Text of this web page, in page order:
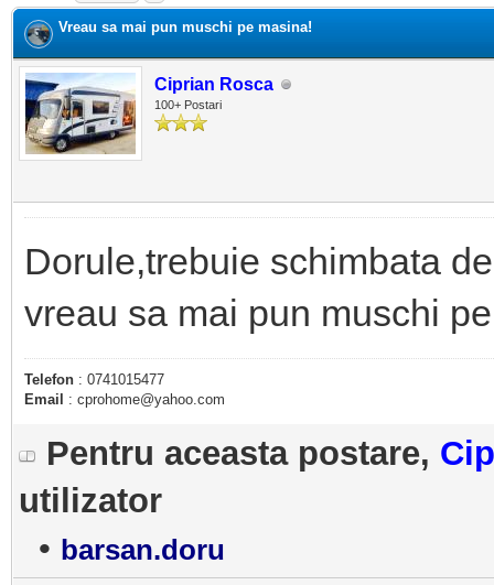
Vreau sa mai pun muschi pe masina!
Ciprian Rosca
100+ Postari
Dorule,trebuie schimbata
vreau sa mai pun muschi
Telefon : 0741015477
Email
: cprohome@yahoo.com
Pentru aceasta postare,
utilizator
• barsan.doru